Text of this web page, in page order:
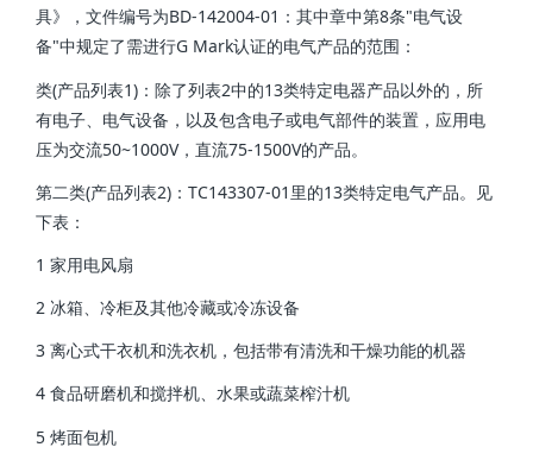
具》，文件编号为BD-142004-01：其中章中第8条"电气设
备"中规定了需进行G Mark认证的电气产品的范围：
类(产品列表1)：除了列表2中的13类特定电器产品以外的，所
有电子、电气设备，以及包含电子或电气部件的装置，应用电
压为交流50~1000V，直流75-1500V的产品。
第二类(产品列表2)：TC143307-01里的13类特定电气产品。见
下表：
1 家用电风扇
2 冰箱、冷柜及其他冷藏或冷冻设备
3 离心式干衣机和洗衣机，包括带有清洗和干燥功能的机器
4 食品研磨机和搅拌机、水果或蔬菜榨汁机
5 烤面包机